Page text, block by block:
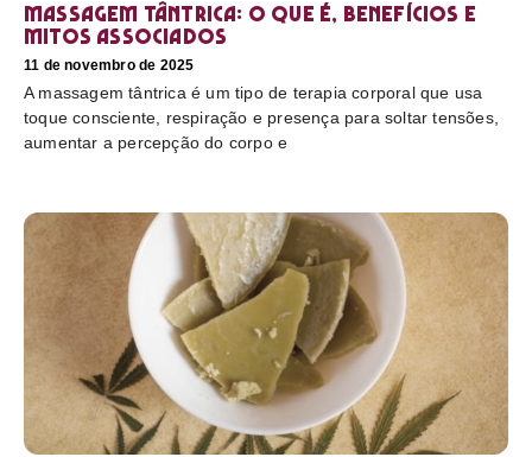
Massagem tântrica: o que é, benefícios e
mitos associados
11 de novembro de 2025
A massagem tântrica é um tipo de terapia corporal que usa
toque consciente, respiração e presença para soltar tensões,
aumentar a percepção do corpo e